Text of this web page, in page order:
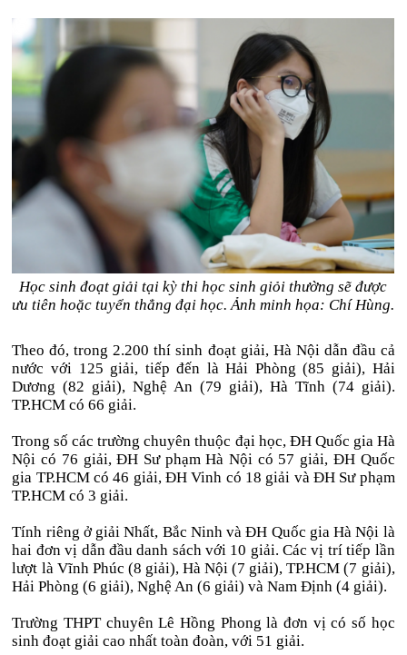
Học sinh đoạt giải tại kỳ thi học sinh giỏi thường sẽ được
ưu tiên hoặc tuyển thẳng đại học. Ảnh minh họa: Chí Hùng.
Theo đó, trong 2.200 thí sinh đoạt giải, Hà Nội dẫn đầu cả
nước với 125 giải, tiếp đến là Hải Phòng (85 giải), Hải
Dương (82 giải), Nghệ An (79 giải), Hà Tĩnh (74 giải).
TP.HCM có 66 giải.
Trong số các trường chuyên thuộc đại học, ĐH Quốc gia Hà
Nội có 76 giải, ĐH Sư phạm Hà Nội có 57 giải, ĐH Quốc
gia TP.HCM có 46 giải, ĐH Vinh có 18 giải và ĐH Sư phạm
TP.HCM có 3 giải.
Tính riêng ở giải Nhất, Bắc Ninh và ĐH Quốc gia Hà Nội là
hai đơn vị dẫn đầu danh sách với 10 giải. Các vị trí tiếp lần
lượt là Vĩnh Phúc (8 giải), Hà Nội (7 giải), TP.HCM (7 giải),
Hải Phòng (6 giải), Nghệ An (6 giải) và Nam Định (4 giải).
Trường THPT chuyên Lê Hồng Phong là đơn vị có số học
sinh đoạt giải cao nhất toàn đoàn, với 51 giải.